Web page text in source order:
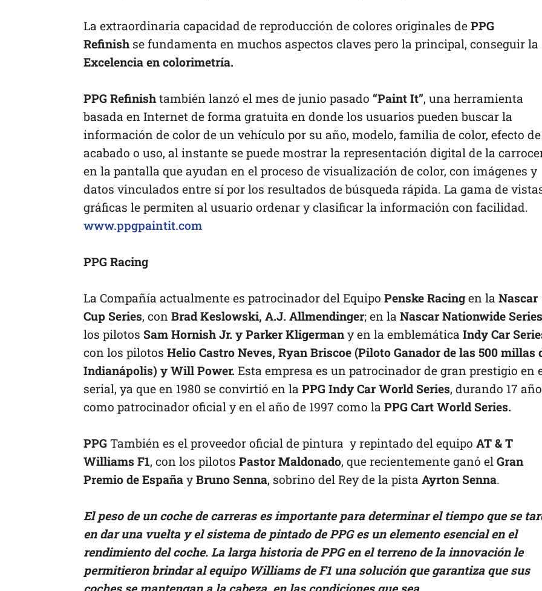
La extraordinaria capacidad de reproducción de colores originales de PPG
Refinish se fundamenta en muchos aspectos claves pero la principal, conseguir la
Excelencia en colorimetría.
PPG Refinish también lanzó el mes de junio pasado “Paint It”, una herramienta
basada en Internet de forma gratuita en donde los usuarios pueden buscar la
información de color de un vehículo por su año, modelo, familia de color, efecto de
acabado o uso, al instante se puede mostrar la representación digital de la
en la pantalla que ayudan en el proceso de visualización de color, con imágenes y
datos vinculados entre sí por los resultados de búsqueda rápida. La gama de
gráficas le permiten al usuario ordenar y clasificar la información con facilidad.
www.ppgpaintit.com
PPG Racing
La Compañía actualmente es patrocinador del Equipo Penske Racing en la Nascar
Cup Series, con Brad Keslowski, A.J. Allmendinger; en la Nascar Nationwide Series
los pilotos Sam Hornish Jr. y Parker Kligerman y en la emblemática Indy Car
con los pilotos Helio Castro Neves, Ryan Briscoe (Piloto Ganador de las 500 millas
Indianápolis) y Will Power. Esta empresa es un patrocinador de gran prestigio en
serial, ya que en 1980 se convirtió en la PPG Indy Car World Series, durando 17
como patrocinador oficial y en el año de 1997 como la PPG Cart World Series.
PPG También es el proveedor oficial de pintura y repintado del equipo AT & T
Williams F1, con los pilotos Pastor Maldonado, que recientemente ganó el Gran
Premio de España y Bruno Senna, sobrino del Rey de la pista Ayrton Senna.
El peso de un coche de carreras es importante para determinar el tiempo que se
en dar una vuelta y el sistema de pintado de PPG es un elemento esencial en el
rendimiento del coche. La larga historia de PPG en el terreno de la innovación le
permitieron brindar al equipo Williams de F1 una solución que garantiza que sus